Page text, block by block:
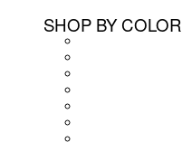
SHOP BY COLOR